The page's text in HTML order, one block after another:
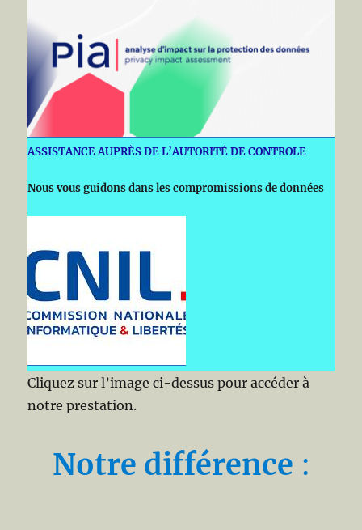
ASSISTANCE AUPRÈS DE L’AUTORITÉ DE CONTROLE
Nous vous guidons dans les compromissions de données
Cliquez sur l’image ci-dessus pour accéder à
notre prestation.
Notre différence :